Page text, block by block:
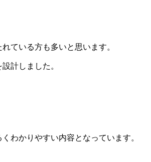
ている方も多いと思います。
計しました。
わかりやすい内容となっています。